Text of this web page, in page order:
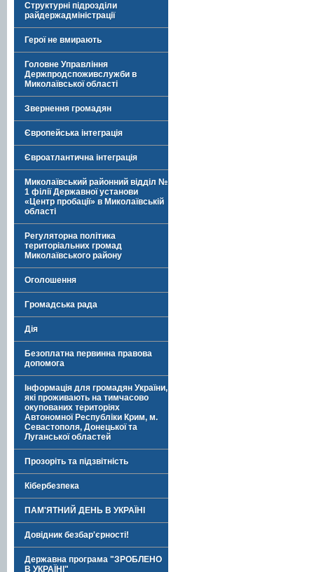
Структурні підрозділи
райдержадміністрації
Герої не вмирають
Головне Управління
Держпродспоживслужби в
Миколаївської області
Звернення громадян
Європейська інтеграція
Євроатлантична інтеграція
Миколаївський районний відділ №
1 філії Державної установи
«Центр пробації» в Миколаївській
області
Регуляторна політика
територіальних громад
Миколаївського району
Оголошення
Громадська рада
Дія
Безоплатна первинна правова
допомога
Інформація для громадян України,
які проживають на тимчасово
окупованих територіях
Автономної Республіки Крим, м.
Севастополя, Донецької та
Луганської областей
Прозоріть та підзвітність
Кібербезпека
ПАМ'ЯТНИЙ ДЕНЬ В УКРАЇНІ
Довідник безбар'єрності!
Державна програма "ЗРОБЛЕНО
В УКРАЇНІ"